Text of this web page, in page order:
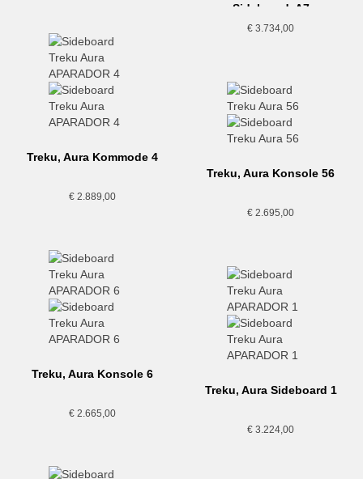
Sideboard, A7
€ 3.734,00
Treku, Aura Kommode 4
€2.889,00
Treku, Aura Konsole 56
€ 2.695,00
Treku, Aura Konsole 6
€2.665,00
Treku, Aura Sideboard 1
€ 3.224,00